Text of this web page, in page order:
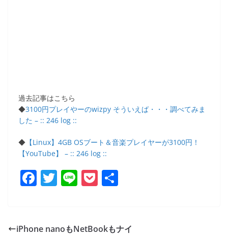
過去記事はこちら
◆3100円プレイやーのwizpy そういえば・・・調べてみま
した – :: 246 log ::
◆ 【Linux】4GB OSブート＆音楽プレイヤーが3100円！
【YouTube】 – :: 246 log ::
F
e
T
er
Li P
et
iPhone nanoもNetBookもナイ